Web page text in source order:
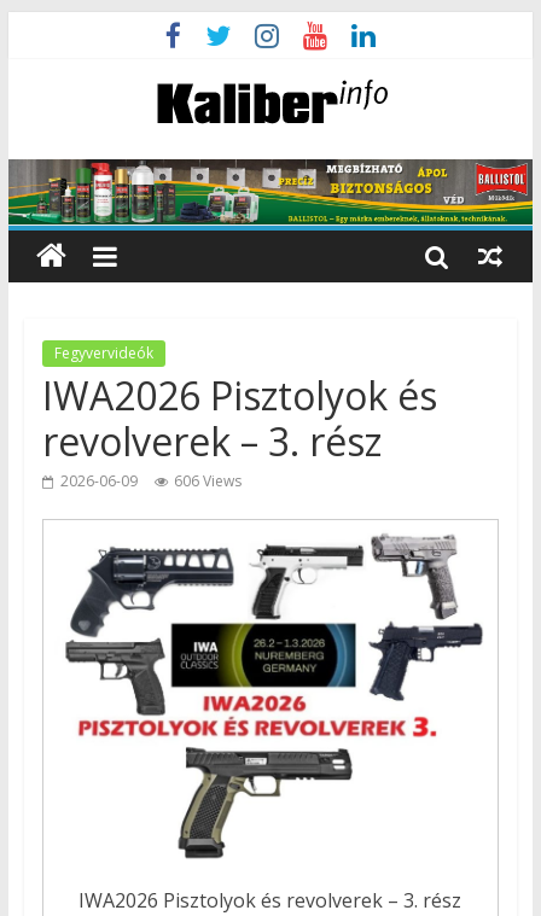
Fegyvervideók
IWA2026 Pisztolyok és
revolverek – 3. rész
2026-06-09 606 Views
IWA2026 Pisztolyok és revolverek – 3. rész